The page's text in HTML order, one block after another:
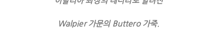
Walpier 가문의 Buttero 가죽.